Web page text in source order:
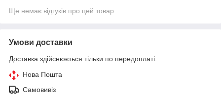
Ще немає відгуків про цей товар
Умови доставки
Доставка здійснюється тільки по передоплаті.
Нова Пошта
Самовивіз